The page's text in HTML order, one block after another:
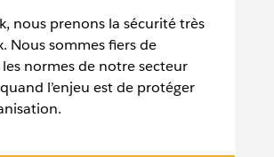
nous prenons la sécurité très
Nous sommes fiers de
les normes de notre secteur
l’enjeu est de protéger